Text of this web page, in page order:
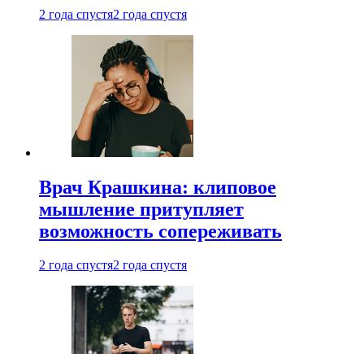
2 года спустя2 года спустя
Врач Крашкина: клиповое
мышление притупляет
возможность сопереживать
2 года спустя2 года спустя